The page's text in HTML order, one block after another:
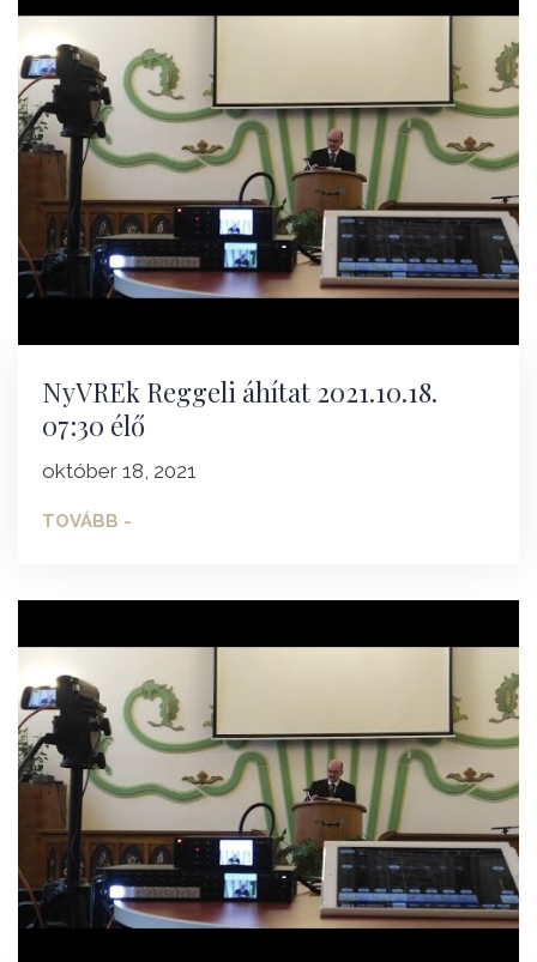
NyVREk Reggeli áhítat 2021.10.18.
07:30 élő
október 18, 2021
TOVÁBB -